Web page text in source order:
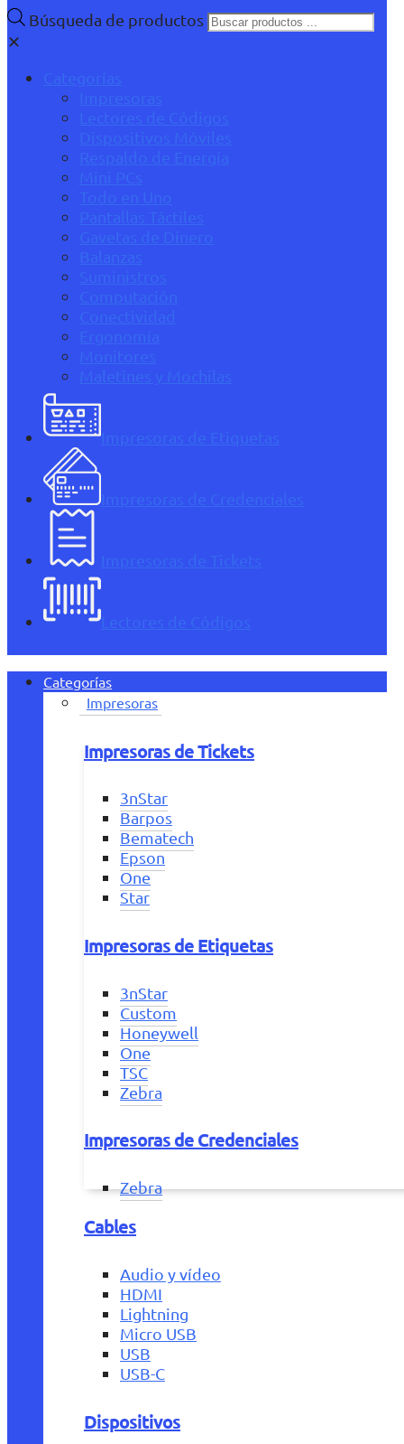
Búsqueda de productos
✕
Categorías
Impresoras
Lectores de Códigos
Dispositivos Móviles
Respaldo de Energía
Mini PCs
Todo en Uno
Pantallas Táctiles
Gavetas de Dinero
Balanzas
Suministros
Computación
Conectividad
Ergonomía
Monitores
Maletines y Mochilas
Impresoras de Etiquetas
Impresoras de Credenciales
Impresoras de Tickets
Lectores de Códigos
Categorías
Impresoras
Impresoras de Tickets
3nStar
Barpos
Bematech
Epson
One
Star
Impresoras de Etiquetas
3nStar
Custom
Honeywell
One
TSC
Zebra
Impresoras de Credenciales
Zebra
Cables
Audio y vídeo
HDMI
Lightning
Micro USB
USB
USB-C
Dispositivos